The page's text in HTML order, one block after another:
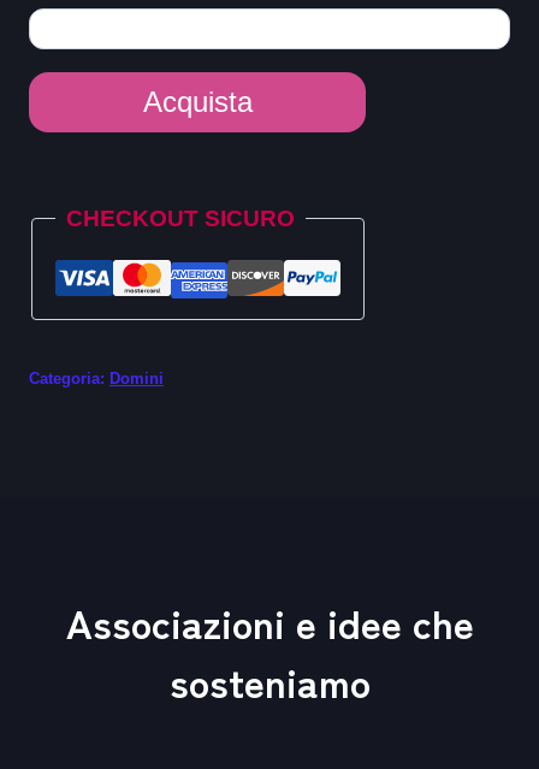
Dominio
.baby
Acquista
CHECKOUT SICURO
Categoria: Domini
Associazioni e idee che
sosteniamo